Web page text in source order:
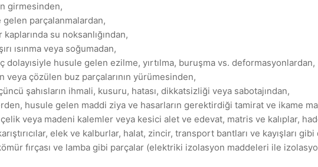
girmesinden,
parçalanmalardan,
su noksanlığından,
ısınma veya soğumadan,
dolayısiyle husule gelen ezilme, yırtılma, buruşma vs. deformasyonlardan,
veya çözülen buz parçalarının yürümesinden,
şahısların ihmali, kusuru, hatası, dikkatsizliği veya sabotajından,
husule gelen maddi ziya ve hasarların gerektirdiği tamirat ve ikame
veya madeni kalemler veya kesici alet ve edevat, matris ve kalıplar,
elek ve kalburlar, halat, zincir, transport bantları ve
fırçası ve lamba gibi parçalar (elektriki izolasyon maddeleri ile